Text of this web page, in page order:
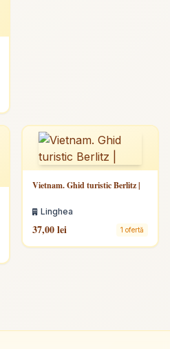
Vietnam. Ghid turistic Berlitz |
Linghea
37,00 lei 1 ofertă